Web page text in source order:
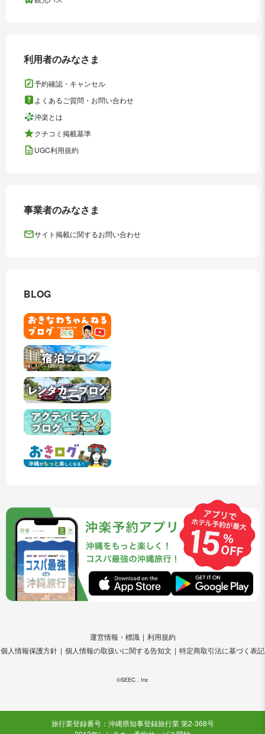
利用者のみなさま
予約確認・キャンセル
よくあるご質問・お問い合わせ
沖楽とは
クチコミ掲載基準
UGC利用規約
事業者のみなさま
サイト掲載に関するお問い合わせ
BLOG
運営情報・標識
利用規約
個人情報保護方針
個人情報の取扱いに関する告知文 特定商取引法に基づく表記
©SEEC . Inc
旅行業登録番号：沖縄県知事登録旅行業 第2-368号